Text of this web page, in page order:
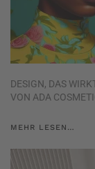
DESIGN, DAS
VON ADA
MEHR LESEN…